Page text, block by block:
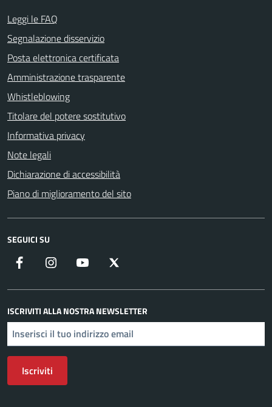
Leggi le FAQ
Segnalazione disservizio
Posta elettronica certificata
Amministrazione trasparente
Whistleblowing
Titolare del potere sostitutivo
Informativa privacy
Note legali
Dichiarazione di accessibilità
Piano di miglioramento del sito
SEGUICI SU
Facebook Instagram YouTube
ISCRIVITI ALLA NOSTRA NEWSLETTER